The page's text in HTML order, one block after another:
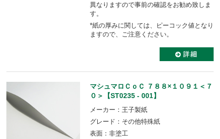
異なりますので事前の確認をお勧め致しま
す。
*紙の厚みに関しては、ピーコック値となり
ますので、ご注意ください。
マシュマロＣｏＣ ７８８×１０９１＜７
０＞【ST0235 - 001】
メーカー：王子製紙
グレード：その他特殊紙
表面：非塗工